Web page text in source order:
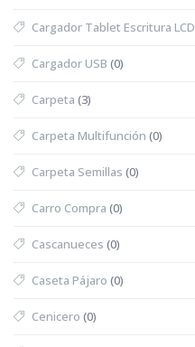
Cargador Tablet Escritura LCD
Cargador USB (0)
Carpeta (3)
Carpeta Multifunción (0)
Carpeta Semillas (0)
Carro Compra (0)
Cascanueces (0)
Caseta Pájaro (0)
Cenicero (0)